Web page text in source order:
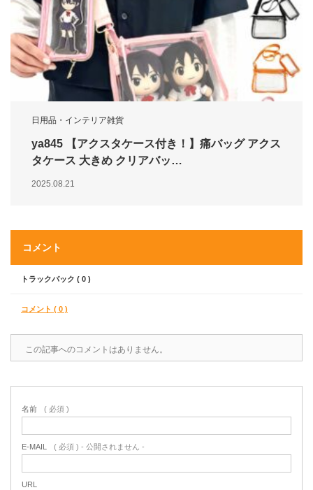
日用品・インテリア雑貨
ya845 【アクスタケース付き！】痛バッグ アクス
タケース 大きめ クリアバッ…
2025.08.21
コメント
トラックバック ( 0 )
コメント ( 0 )
この記事へのコメントはありません。
名前 ( 必須 )
E-MAIL ( 必須 ) - 公開されません -
URL